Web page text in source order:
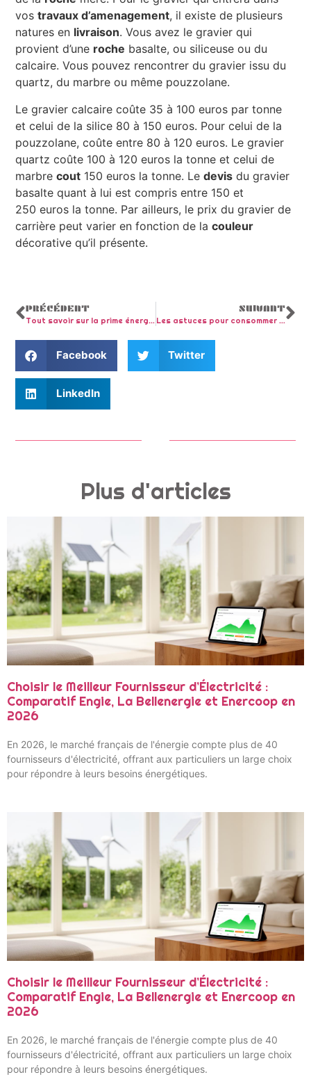
vostravaux d’amenagement, il existe de plusieurs
natures en livraison. Vous avez le gravier qui
provient d’une roche basalte, ou siliceuse ou du
calcaire. Vous pouvez rencontrer du gravier issu du
quartz, du marbre ou même pouzzolane.
Le gravier calcaire coûte 35 à 100 euros par tonne
et celui de la silice 80 à 150 euros. Pour celui de la
pouzzolane, coûte entre 80 à 120 euros. Le gravier
quartz coûte 100 à 120 euros la tonne et celui de
marbrecout 150 euros la tonne. Ledevis du gravier
basalte quant à lui est compris entre 150 et
250 euros la tonne. Par ailleurs, le prix du gravier de
carrière peut varier en fonction de lacouleur
décorative qu’il présente.
PRÉCÉDENT
Tout savoir sur la prime énergie et ses multiples avantages
SUIVANT
Les astuces pour consommer le moins possible en energie pour l’hiver.
Facebook Twitter
LinkedIn
Plus d'articles
Choisir le Meilleur Fournisseur d’Électricité :
Comparatif Engie, La Bellenergie et Enercoop en
2026
En 2026, le marché français de l'énergie compte plus de 40
fournisseurs d'électricité, offrant aux particuliers un large choix
pour répondre à leurs besoins énergétiques.
Choisir le Meilleur Fournisseur d’Électricité :
Comparatif Engie, La Bellenergie et Enercoop en
2026
En 2026, le marché français de l'énergie compte plus de 40
fournisseurs d'électricité, offrant aux particuliers un large choix
pour répondre à leurs besoins énergétiques.